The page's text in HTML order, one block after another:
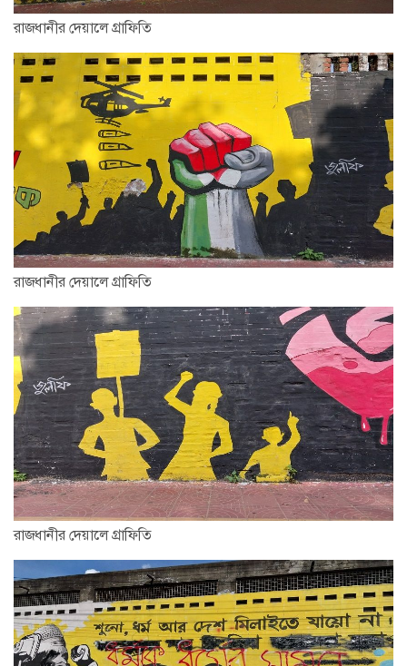
রাজধানীর দেয়ালে গ্রাফিতি
রাজধানীর দেয়ালে গ্রাফিতি
রাজধানীর দেয়ালে গ্রাফিতি